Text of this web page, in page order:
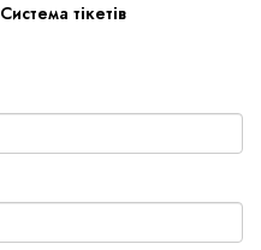
Система тікетів